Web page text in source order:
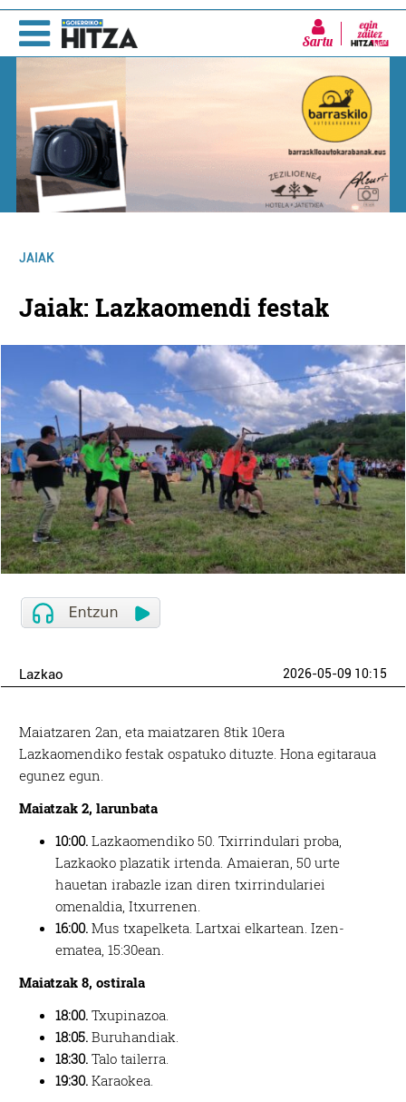
Sartu
JAIAK
Jaiak: Lazkaomendi festak
Lazkao 2026-05-09 10:15
Maiatzaren 2an, eta maiatzaren 8tik 10era
Lazkaomendiko festak ospatuko dituzte. Hona egitaraua
egunez egun.
Maiatzak 2, larunbata
10:00. Lazkaomendiko 50. Txirrindulari proba,
Lazkaoko plazatik irtenda. Amaieran, 50 urte
hauetan irabazle izan diren txirrindulariei
omenaldia, Itxurrenen.
16:00. Mus txapelketa. Lartxai elkartean. Izen-
ematea, 15:30ean.
Maiatzak 8, ostirala
18:00. Txupinazoa.
18:05. Buruhandiak.
18:30. Talo tailerra.
19:30. Karaokea.